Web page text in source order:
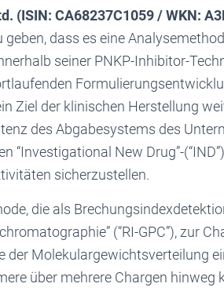
(ISIN: CA68237C1059 / WKN:
dass es eine
seiner PNKP-Inhibitor-
Ziel der klinischen Herstellung
des Abgabesystems des
“Investigational New Drug”-
sicherzustellen.
die als
(“RI-GPC”), zur
der Molekulargewichtsverteilung
über mehrere Chargen